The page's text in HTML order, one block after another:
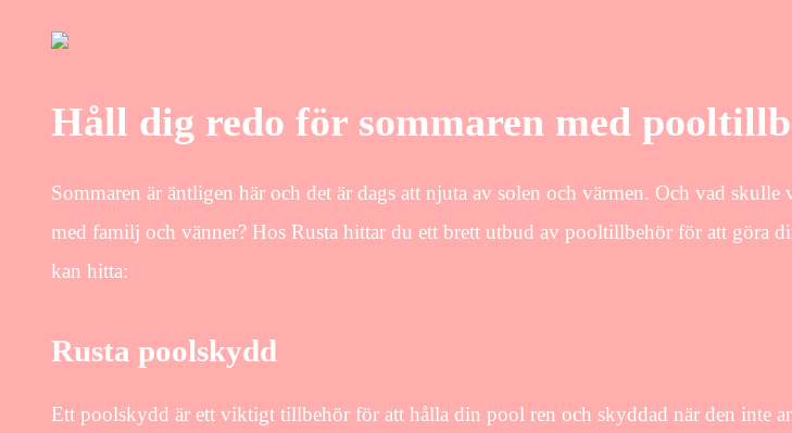
Håll dig redo för sommaren med
Sommaren är äntligen här och det är dags att njuta av solen och värmen. Och vad
med familj och vänner? Hos Rusta hittar du ett brett utbud av pooltillbehör för att göra
kan hitta:
Rusta poolskydd
Ett poolskydd är ett viktigt tillbehör för att hålla din pool ren och skyddad när den inte